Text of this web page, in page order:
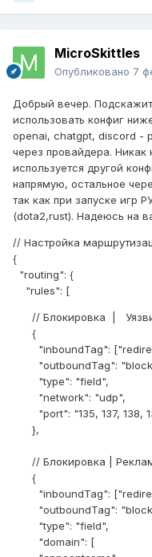
MicroSkittles
Опубликовано 7
Добрый вечер.
использовать конфиг
openai, chatgpt, discord -
через провайдера. Никак
используется другой
напрямую, остальное
так как при запуске игр
(dota2,rust). Надеюсь на
// Настройка
{
"routing": {
"rules": [
// Блокировка |
{
"inboundTag":
"outboundTag":
"type": "field",
"network": "udp",
"port": "135, 137, 138,
},
// Блокировка |
{
"inboundTag":
"outboundTag":
"type": "field",
"domain": [